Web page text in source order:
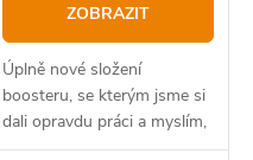
ZOBRAZIT
Úplně nové složení
boosteru, se kterým jsme si
dali opravdu práci a myslím,
že můžeme být právem hrdí!